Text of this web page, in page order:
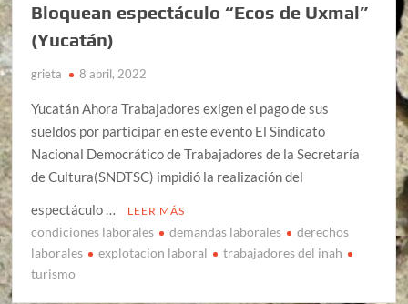
Bloquean espectáculo “Ecos de Uxmal”
(Yucatán)
grieta 8 abril, 2022
Yucatán Ahora Trabajadores exigen el pago de sus
sueldos por participar en este evento El Sindicato
Nacional Democrático de Trabajadores de la Secretaría
de Cultura(SNDTSC) impidió la realización del
espectáculo …
LEER MÁS
condiciones laborales demandas laborales
derechos
laborales
explotacion laboral
trabajadores del inah
turismo